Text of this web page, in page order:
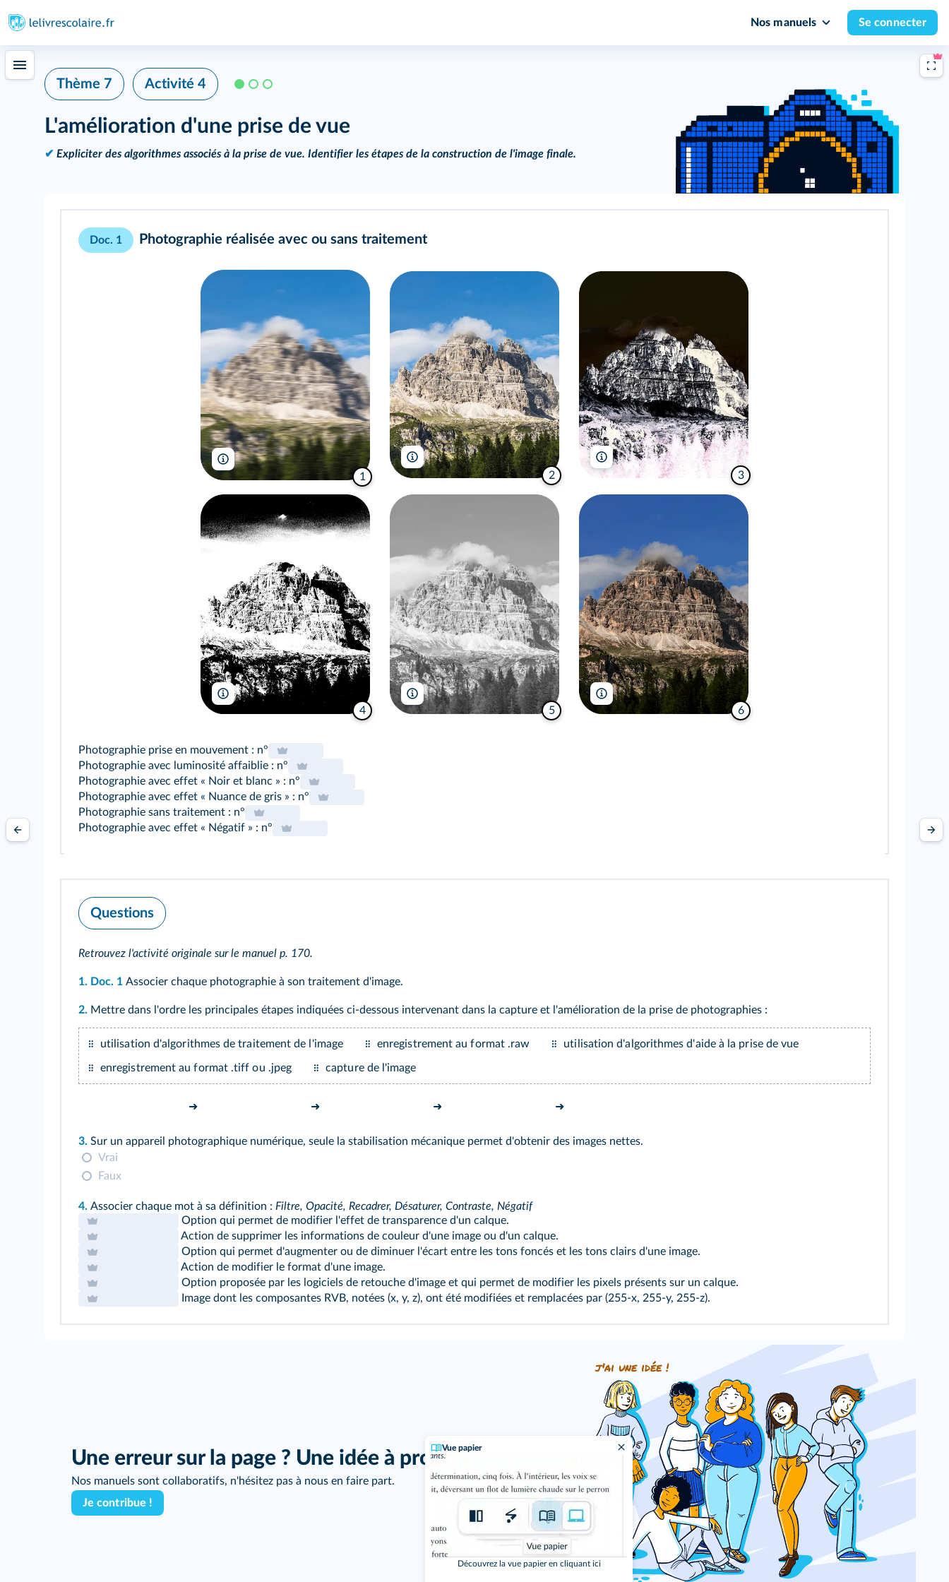
Nos manuels Se connecter
Vue papier
Découvrez la vue papier en cliquant ici
Thème 7 Activité 4
L'amélioration d'une prise de vue
✔ Expliciter des algorithmes associés à la prise de vue. Identifier les étapes de la construction de l'image finale.
Doc. 1 Photographie réalisée avec ou sans traitement
1
sruilk/Shutterstock
2
sruilk/Shutterstock
3
sruilk/Shutterstock
4
sruilk/Shutterstock
5
sruilk/Shutterstock
6
sruilk/Shutterstock
Photographie prise en mouvement : n°
Photographie avec luminosité affaiblie : n°
Photographie avec effet « Noir et blanc » : n°
Photographie avec effet « Nuance de gris » : n°
Photographie sans traitement : n°
Photographie avec effet « Négatif » : n°
Questions
Retrouvez l'activité originale sur le manuel p. 170.
1. Doc. 1 Associer chaque photographie à son traitement d'image.
2. Mettre dans l'ordre les principales étapes indiquées ci‑dessous intervenant dans la capture et l'amélioration de la prise de photographies :
utilisation d'algorithmes de traitement de l'image enregistrement au format .raw utilisation d'algorithmes d'aide à la prise de vue
enregistrement au format .tiff ou .jpeg capture de l'image
➜ ➜ ➜ ➜
3. Sur un appareil photographique numérique, seule la stabilisation mécanique permet d'obtenir des images nettes.
Vrai
Faux
4. Associer chaque mot à sa définition : Filtre, Opacité, Recadrer, Désaturer, Contraste, Négatif
Option qui permet de modifier l'effet de transparence d'un calque.
Action de supprimer les informations de couleur d'une image ou d'un calque.
Option qui permet d'augmenter ou de diminuer l'écart entre les tons foncés et les tons clairs d'une image.
Action de modifier le format d'une image.
Option proposée par les logiciels de retouche d'image et qui permet de modifier les pixels présents sur un calque.
Image dont les composantes RVB, notées (x, y, z), ont été modifiées et remplacées par (255‑x, 255‑y, 255‑z).
Une erreur sur la page ? Une idée à proposer ?
Nos manuels sont collaboratifs, n'hésitez pas à nous en faire part.
Je contribue !
j'ai une idée !